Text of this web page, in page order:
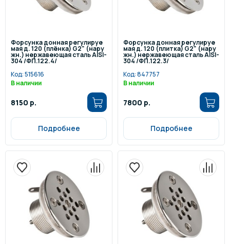
Форсунка донная регулируе
мая д. 120 (плёнка) G2" (нару
жн.) нержавеющая сталь AISI-
304 /ФП.122.4/
Код:515616
В наличии
8150 р.
Подробнее
Форсунка донная регулируе
мая д. 120 (плитка) G2" (нару
жн.) нержавеющая сталь AISI-
304 /ФП.122.3/
Код:847757
В наличии
7800 р.
Подробнее